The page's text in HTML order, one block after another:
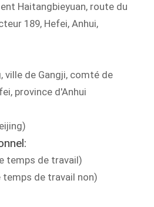
Haitangbieyuan, route du
189, Hefei, Anhui,
ville de Gangji, comté de
province d'Anhui
temps de travail)
de travail non)